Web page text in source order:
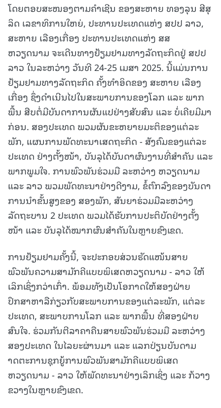
ໂດຍຕອບສະໜອງຕາມຄຳເຊີນ ຂອງສະຫາຍ ທອງລຸນ ສີສຸ
ລິດ ເລຂາທິການໃຫຍ່, ປະທານປະເທດແຫ່ງ ສປປ ລາວ,
ສະຫາຍ ເລືອງເກື່ອງ ປະທານປະເທດແຫ່ງ ສສ
ຫວຽດນາມ ຈະເດີນທາງຢ້ຽມຢາມທາງລັດຖະກິດຢູ່ ສປປ
ລາວ ໃນລະຫວ່າງ ວັນທີ 24-25 ເມສາ 2025. ນີ້ແມ່ນການ
ຢ້ຽມຢາມທາງລັດຖະກິດ ຄັ້ງທຳອິດຂອງ ສະຫາຍ ເລືອງ
ເກື່ອງ ຊຶ່ງດຳເນີນໄປໃນສະພາບການຂອງໂລກ ແລະ ພາກ
ພື້ນ ສືບຕໍ່ມີບັນດາການຜັນແປຢ່າງສັບສົນ ແລະ ບໍ່ເຄີຍມີມາ
ກ່ອນ. ສອງປະເທດ ພວມຜັນຂະຫຍາຍມະຕິຂອງແຕ່ລະ
ພັກ, ແຜນການພັດທະນາເສດຖະກິດ - ສັງຄົມຂອງແຕ່ລະ
ປະເທດ ຢ່າງຕັ້ງໜ້າ, ບັນລຸໄດ້ບັນດາຜົນງານທີ່ສຳຄັນ ແລະ
ພາກພູມໃຈ. ການພົວພັນຮ່ວມມື ລະຫວ່າງ ຫວຽດນາມ
ແລະ ລາວ ພວມພັດທະນາຢ່າງດີງາມ, ຂໍ້ຕົກລົງຂອງບັນດາ
ການນຳຂັ້ນສູງຂອງ ສອງພັກ, ສັນຍາຮ່ວມມືລະຫວ່າງ
ລັດຖະບານ 2 ປະເທດ ພວມໄດ້ຮັບການປະຕິບັດຢ່າງຕັ້ງ
ໜ້າ ແລະ ບັນລຸໄດ້ໝາກຜົນສຳຄັນໃນຫຼາຍຂົງເຂດ.
ການຢ້ຽມຢາມຄັ້ງນີ້, ຈະປະກອບສ່ວນຮັດແໜ້ນສາຍ
ພົວພັນຄວາມສາມັກຄີແບບພິເສດຫວຽດນາມ - ລາວ ໃຫ້
ເລິກເຊິ່ງກວ່າເກົ່າ. ພ້ອມທັງເປັນໂອກາດໃຫ້ສອງຝ່າຍ
ປຶກສາຫາລືກ່ຽວກັບສະພາບການຂອງແຕ່ລະພັກ, ແຕ່ລະ
ປະເທດ, ສະພາບການໂລກ ແລະ ພາກພື້ນ ທີ່ສອງຝ່າຍ
ສົນໃຈ. ຮ່ວມກັນຕີລາຄາຄືນສາຍພົວພັນຮ່ວມມື ລະຫວ່າງ
ສອງປະເທດ ໃນໄລຍະຜ່ານມາ ແລະ ແລກປ່ຽນບັນດາມ
າດຕະການຊຸກຍູ້ການພົວພັນສາມັກຄີແບບພິເສດ
ຫວຽດນາມ - ລາວ ໃຫ້ພັດທະນາຢ່າງເລິກເຊິ່ງ ແລະ ກ້ວາງ
ຂວາງໃນຫຼາຍຂົງເຂດ.